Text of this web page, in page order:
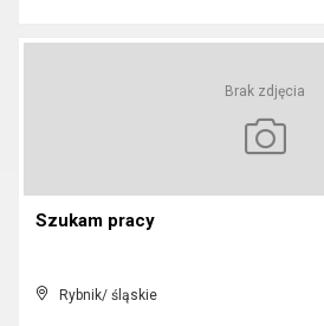
Brak zdjęcia
Szukam pracy
Rybnik/ śląskie